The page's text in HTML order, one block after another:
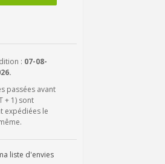
: 07-08-
passées avant
+ 1) sont
expédiées le
liste d'envies